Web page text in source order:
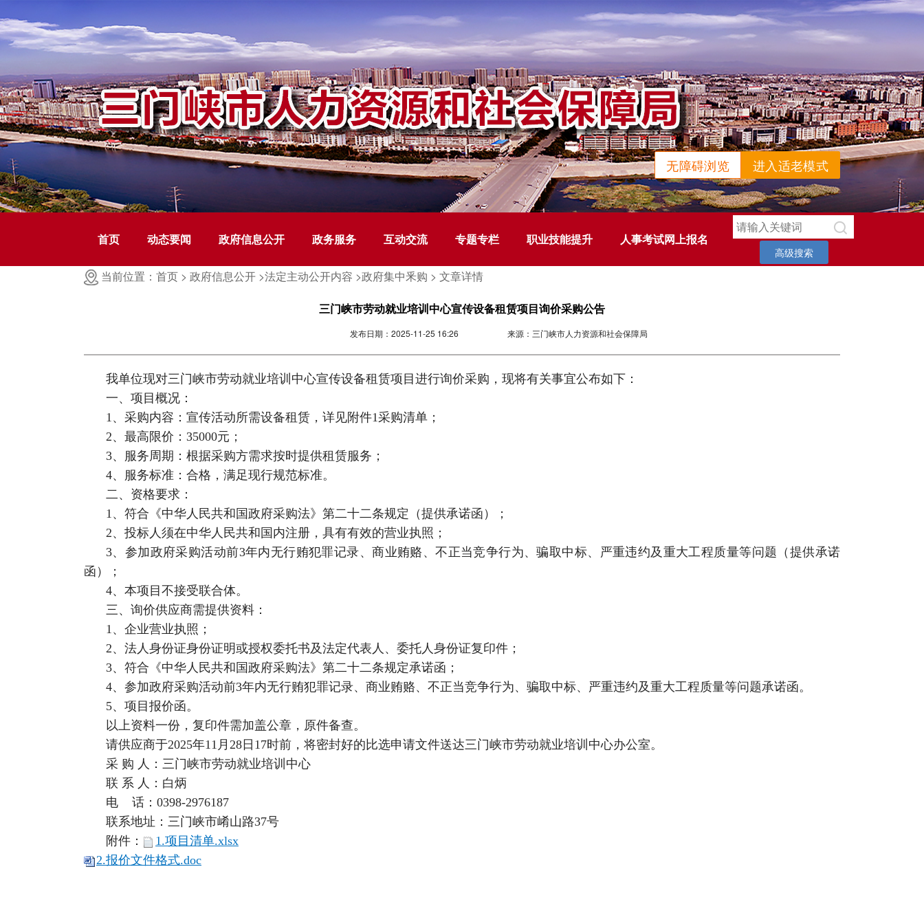
无障碍浏览 进入适老模式
首页 动态要闻 政府信息公开 政务服务 互动交流 专题专栏 职业技能提升 人事考试网上报名
高级搜索
当前位置：首页 > 政府信息公开 >法定主动公开内容 >政府集中釆购 > 文章详情
三门峡市劳动就业培训中心宣传设备租赁项目询价采购公告
发布日期： 2025-11-25 16:26 来源： 三门峡市人力资源和社会保障局
我单位现对三门峡市劳动就业培训中心宣传设备租赁项目进行询价采购，现将有关事宜公布如下：
一、项目概况：
1、采购内容：宣传活动所需设备租赁，详见附件1采购清单；
2、最高限价：35000元；
3、服务周期：根据采购方需求按时提供租赁服务；
4、服务标准：合格，满足现行规范标准。
二、资格要求：
1、符合《中华人民共和国政府采购法》第二十二条规定（提供承诺函）；
2、投标人须在中华人民共和国内注册，具有有效的营业执照；
3、参加政府采购活动前3年内无行贿犯罪记录、商业贿赂、不正当竞争行为、骗取中标、严重违约及重大工程质量等问题（提供承诺
函）；
4、本项目不接受联合体。
三、询价供应商需提供资料：
1、企业营业执照；
2、法人身份证身份证明或授权委托书及法定代表人、委托人身份证复印件；
3、符合《中华人民共和国政府采购法》第二十二条规定承诺函；
4、参加政府采购活动前3年内无行贿犯罪记录、商业贿赂、不正当竞争行为、骗取中标、严重违约及重大工程质量等问题承诺函。
5、项目报价函。
以上资料一份，复印件需加盖公章，原件备查。
请供应商于2025年11月28日17时前，将密封好的比选申请文件送达三门峡市劳动就业培训中心办公室。
采 购 人：三门峡市劳动就业培训中心
联 系 人：白炳
电 话：0398-2976187
联系地址：三门峡市崤山路37号
附件：
1.项目清单.xlsx
2.报价文件格式.doc